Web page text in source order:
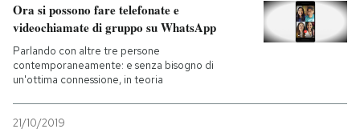
Ora si possono fare telefonate e
videochiamate di gruppo su WhatsApp
Parlando con altre tre persone
contemporaneamente: e senza bisogno di
un'ottima connessione, in teoria
21/10/2019